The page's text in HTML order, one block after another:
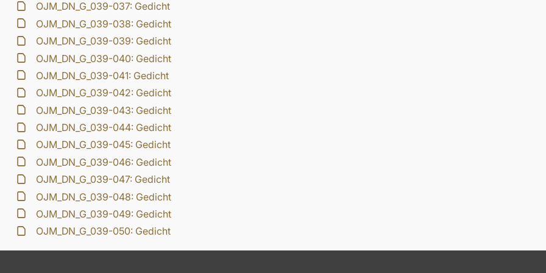
OJM_DN_G_039-037: Gedicht
OJM_DN_G_039-038: Gedicht
OJM_DN_G_039-039: Gedicht
OJM_DN_G_039-040: Gedicht
OJM_DN_G_039-041: Gedicht
OJM_DN_G_039-042: Gedicht
OJM_DN_G_039-043: Gedicht
OJM_DN_G_039-044: Gedicht
OJM_DN_G_039-045: Gedicht
OJM_DN_G_039-046: Gedicht
OJM_DN_G_039-047: Gedicht
OJM_DN_G_039-048: Gedicht
OJM_DN_G_039-049: Gedicht
OJM_DN_G_039-050: Gedicht